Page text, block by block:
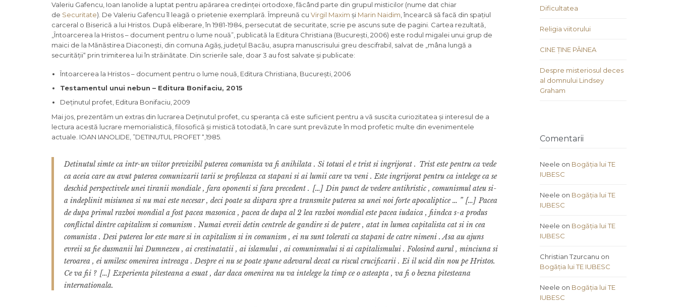
Valeriu Gafencu, Ioan Ianolide a luptat pentru apărarea credinței ortodoxe, făcând parte din grupul misticilor (nume dat chiar
de Securitate). De Valeriu Gafencu îl leagă o prietenie exemplară. Împreună cu Virgil Maxim și Marin Naidim , încearcă să facă din spațiul
carceral o Biserică a lui Hristos. După eliberare, în 1981-1984, persecutat de securitate, scrie pe ascuns sute de pagini. Cartea rezultată,
„Întoarcerea la Hristos – document pentru o lume nouă”, publicată la Editura Christiana (București, 2006) este rodul migalei unui grup de
maici de la Mănăstirea Diaconești, din comuna Agăș, județul Bacău, asupra manuscrisului greu descifrabil, salvat de „mâna lungă a
securității“ prin trimiterea lui în străinătate. Din scrierile sale, doar 3 au fost salvate și publicate:
Întoarcerea la Hristos – document pentru o lume nouă , Editura Christiana, București, 2006
Testamentul unui nebun – Editura Bonifaciu, 2015
Deținutul profet , Editura Bonifaciu, 2009
Mai jos, prezentăm un extras din lucrarea Deținutul profet, cu speranța că este suficient pentru a vă suscita curiozitatea și interesul de a
lectura acestă lucrare memorialistică, filosofică și mistică totodată, în care sunt prevăzute în mod profetic multe din evenimentele
actuale. IOAN IANOLIDE, ”DETINUTUL PROFET “,1985.
Detinutul simte ca intr-un viitor previzibil puterea comunista va fi anihilata . Si totusi el e trist si ingrijorat . Trist este pentru ca vede
ca aceia care au avut puterea comunizarii tarii se profileaza ca stapani si ai lumii care va veni . Este ingrijorat pentru ca intelege ca se
deschid perspectivele unei tiranii mondiale , fara oponenti si fara precedent . […] Din punct de vedere antihristic , comunismul ateu si-
a indeplinit misiunea si nu mai este necesar , deci poate sa dispara spre a transmite puterea sa unei noi forte apocaliptice … ” […] Pacea
de dupa primul razboi mondial a fost pacea masonica , pacea de dupa al 2 lea razboi mondial este pacea iudaica , fiindca s-a produs
conflictul dintre capitalism si comunism . Numai evreii detin centrele de gandire si de putere , atat in lumea capitalista cat si in cea
comunista . Desi puterea lor este mare si in capitalism si in comunism , ei nu sunt tolerati ca stapani de catre nimeni . Asa au ajuns
evreii sa fie dusmanii lui Dumnezeu , ai crestinatatii , ai islamului , ai comunismului si ai capitalismului . Folosind aurul , minciuna si
teroarea , ei umilesc omenirea intreaga . Despre ei nu se poate spune adevarul decat cu riscul crucificarii . Ei il ucid din nou pe Hristos.
Ce va fii ? […] Experienta pitesteana a esuat , dar daca omenirea nu va intelege la timp ce o asteapta , va fi o bezna pitesteana
internationala.
Dificultatea
Religia viitorului
CINE ȚINE PÂINEA
Despre misteriosul deces
al domnului Lindsey
Graham
Comentarii
Neele on Bogăția lui TE
IUBESC
Neele on Bogăția lui TE
IUBESC
Neele on Bogăția lui TE
IUBESC
Christian Tzurcanu on
Bogăția lui TE IUBESC
Neele on Bogăția lui TE
IUBESC